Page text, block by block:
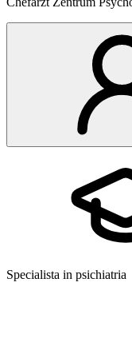
Specialista in psichiatria